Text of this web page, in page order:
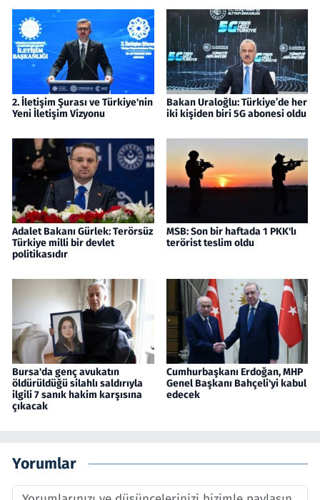
2. İletişim Şurası ve Türkiye'nin
Yeni İletişim Vizyonu
Bakan Uraloğlu: Türkiye’de her
iki kişiden biri 5G abonesi oldu
Adalet Bakanı Gürlek: Terörsüz
Türkiye milli bir devlet
politikasıdır
MSB: Son bir haftada 1 PKK'lı
terörist teslim oldu
Bursa'da genç avukatın
öldürüldüğü silahlı saldırıyla
ilgili 7 sanık hakim karşısına
çıkacak
Cumhurbaşkanı Erdoğan, MHP
Genel Başkanı Bahçeli'yi kabul
edecek
Yorumlar